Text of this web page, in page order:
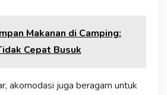
Makanan di Camping:
Cepat Busuk
akomodasi juga beragam untuk